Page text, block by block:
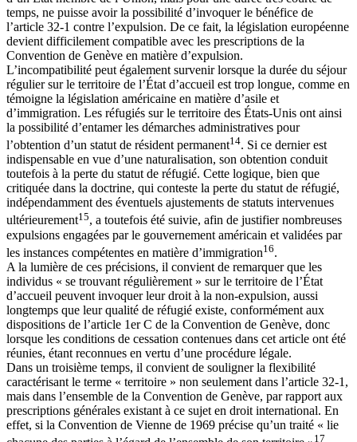
temps, ne puisse avoir la possibilité d’invoquer le bénéfice de
l’article 32-1 contre l’expulsion. De ce fait, la législation européenne
devient difficilement compatible avec les prescriptions de la
Convention de Genève en matière d’expulsion.
L’incompatibilité peut également survenir lorsque la durée du séjour
régulier sur le territoire de l’État d’accueil est trop longue, comme en
témoigne la législation américaine en matière d’asile et
d’immigration. Les réfugiés sur le territoire des États-Unis ont ainsi
la possibilité d’entamer les démarches administratives pour
l’obtention d’un statut de résident permanent14. Si ce dernier est
indispensable en vue d’une naturalisation, son obtention conduit
toutefois à la perte du statut de réfugié. Cette logique, bien que
critiquée dans la doctrine, qui conteste la perte du statut de réfugié,
indépendamment des éventuels ajustements de statuts intervenues
ultérieurement15, a toutefois été suivie, afin de justifier nombreuses
expulsions engagées par le gouvernement américain et validées par
les instances compétentes en matière d’immigration16.
A la lumière de ces précisions, il convient de remarquer que les
individus « se trouvant régulièrement » sur le territoire de l’État
d’accueil peuvent invoquer leur droit à la non-expulsion, aussi
longtemps que leur qualité de réfugié existe, conformément aux
dispositions de l’article 1er C de la Convention de Genève, donc
lorsque les conditions de cessation contenues dans cet article ont été
réunies, étant reconnues en vertu d’une procédure légale.
Dans un troisième temps, il convient de souligner la flexibilité
caractérisant le terme « territoire » non seulement dans l’article 32-1,
mais dans l’ensemble de la Convention de Genève, par rapport aux
prescriptions générales existant à ce sujet en droit international. En
effet, si la Convention de Vienne de 1969 précise qu’un traité « lie
17